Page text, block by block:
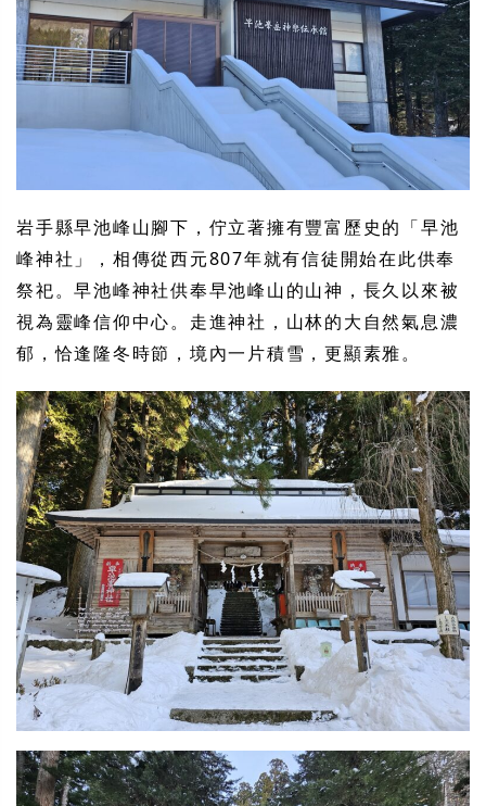
岩手縣早池峰山腳下，佇立著擁有豐富歷史的「早池
峰神社」，相傳從西元807年就有信徒開始在此供奉
祭祀。早池峰神社供奉早池峰山的山神，長久以來被
視為靈峰信仰中心。走進神社，山林的大自然氣息濃
郁，恰逢隆冬時節，境內一片積雪，更顯素雅。